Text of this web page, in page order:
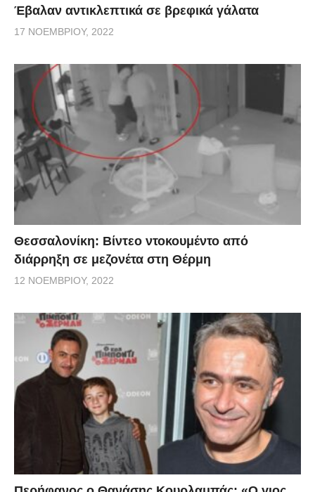
Έβαλαν αντικλεπτικά σε βρεφικά γάλατα
17 ΝΟΕΜΒΡΊΟΥ, 2022
Θεσσαλονίκη: Βίντεο ντοκουμέντο από
διάρρηξη σε μεζονέτα στη Θέρμη
12 ΝΟΕΜΒΡΊΟΥ, 2022